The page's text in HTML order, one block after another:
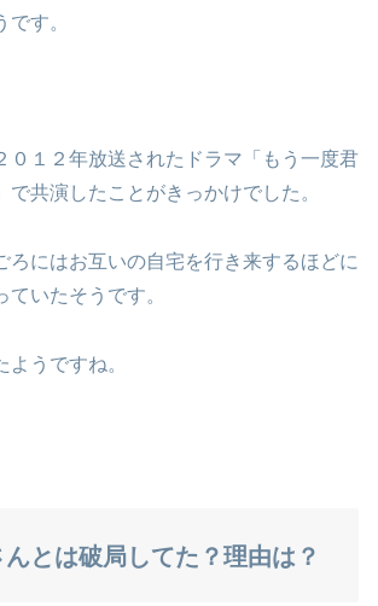
す。
０１２年放送されたドラマ「もう一度君
で共演したことがきっかけでした。
ろにはお互いの自宅を行き来するほどに
いたそうです。
うですね。
とは破局してた？理由は？